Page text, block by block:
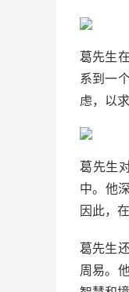
葛先生
系到一
虑，以
葛先生
中。他
因此，
葛先生
周易。